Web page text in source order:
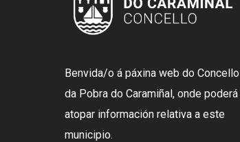
Benvida/o á páxina web do Concello
da Pobra do Caramiñal, onde poderá
atopar información relativa a este
municipio.